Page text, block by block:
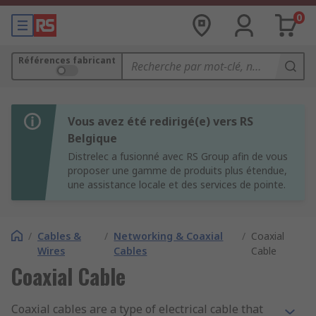
0
Références fabricant
Vous avez été redirigé(e) vers RS
Belgique
Distrelec a fusionné avec RS Group afin de vous
proposer une gamme de produits plus étendue,
une assistance locale et des services de pointe.
/ Cables &
Wires
/ Networking & Coaxial
Cables
/ Coaxial
Cable
Coaxial Cable
Coaxial cables are a type of electrical cable that